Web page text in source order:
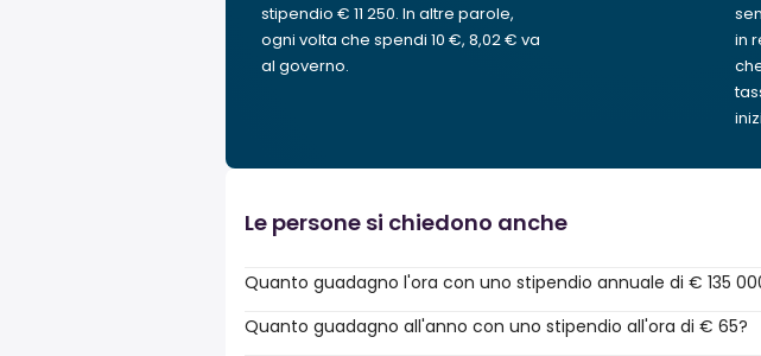
stipendio € 11 250. In altre parole,
ogni volta che spendi 10 €, 8,02 € va
al governo.
in
Le persone si chiedono anche
Quanto guadagno l'ora con uno stipendio annuale di € 135
Quanto guadagno all'anno con uno stipendio all'ora di € 65?